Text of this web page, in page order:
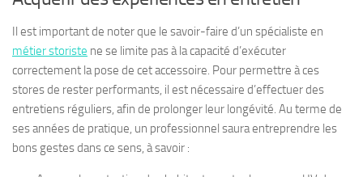
Il est important de noter que le savoir-faire d’un spécialiste en
métier storiste ne se limite pas à la capacité d’exécuter
correctement la pose de cet accessoire. Pour permettre à ces
stores de rester performants, il est nécessaire d’effectuer des
entretiens réguliers, afin de prolonger leur longévité. Au terme de
ses années de pratique, un professionnel saura entreprendre les
bons gestes dans ce sens, à savoir :